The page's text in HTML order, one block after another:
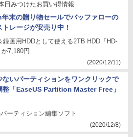
日みつけたお買い得情報
末の贈り物セールでバッファローの
トレージが安売り中！
録画用HDDとして使える2TB HDD『HD-
7,180円
(2020/12/11)
ないパーティションをワンクリックで
整「EaseUS Partition Master Free」
ーティション編集ソフト
(2020/12/8)